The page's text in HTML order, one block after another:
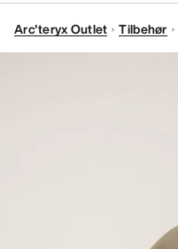
DAMER
Arc'teryx Outlet Tilbehør